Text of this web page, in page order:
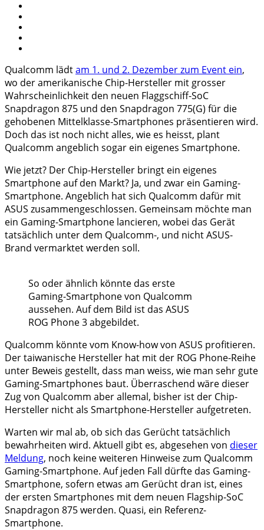
Qualcomm lädtam 1. und 2. Dezember zum Event ein,
wo der amerikanische Chip-Hersteller mit grosser
Wahrscheinlichkeit den neuen Flaggschiff-SoC
Snapdragon 875 und den Snapdragon 775(G) für die
gehobenen Mittelklasse-Smartphones präsentieren wird.
Doch das ist noch nicht alles, wie es heisst, plant
Qualcomm angeblich sogar ein eigenes Smartphone.
Wie jetzt? Der Chip-Hersteller bringt ein eigenes
Smartphone auf den Markt? Ja, und zwar ein Gaming-
Smartphone. Angeblich hat sich Qualcomm dafür mit
ASUS zusammengeschlossen. Gemeinsam möchte man
ein Gaming-Smartphone lancieren, wobei das Gerät
tatsächlich unter dem Qualcomm-, und nicht ASUS-
Brand vermarktet werden soll.
So oder ähnlich könnte das erste
Gaming-Smartphone von Qualcomm
aussehen. Auf dem Bild ist das ASUS
ROG Phone 3 abgebildet.
Qualcomm könnte vom Know-how von ASUS profitieren.
Der taiwanische Hersteller hat mit der ROG Phone-Reihe
unter Beweis gestellt, dass man weiss, wie man sehr gute
Gaming-Smartphones baut. Überraschend wäre dieser
Zug von Qualcomm aber allemal, bisher ist der Chip-
Hersteller nicht als Smartphone-Hersteller aufgetreten.
Warten wir mal ab, ob sich das Gerücht tatsächlich
bewahrheiten wird. Aktuell gibt es, abgesehen von dieser
Meldung, noch keine weiteren Hinweise zum Qualcomm
Gaming-Smartphone. Auf jeden Fall dürfte das Gaming-
Smartphone, sofern etwas am Gerücht dran ist, eines
der ersten Smartphones mit dem neuen Flagship-SoC
Snapdragon 875 werden. Quasi, ein Referenz-
Smartphone.